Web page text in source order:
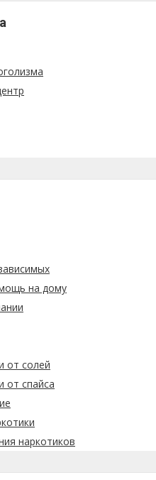
на дому
от солей
от спайса
наркотиков